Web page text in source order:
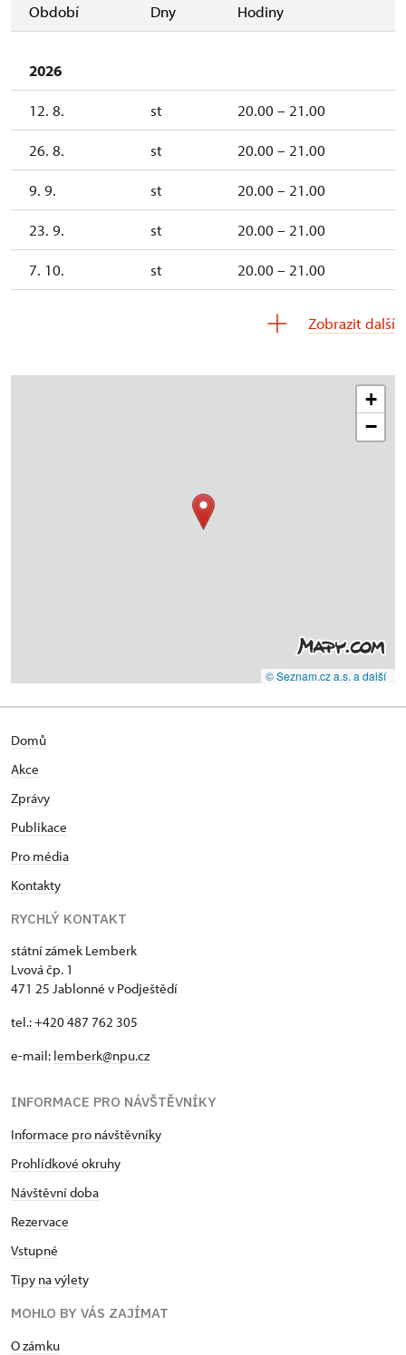
Období Dny Hodiny
2026
12. 8. st 20.00 – 21.00
26. 8. st 20.00 – 21.00
9. 9. st 20.00 – 21.00
23. 9. st 20.00 – 21.00
7. 10. st 20.00 – 21.00
20.00 – 21.00
Zobrazit další
+
−
© Seznam.cz a.s. a další
Domů
Akce
Zprávy
Publikace
Pro média
Kontakty
RYCHLÝ KONTAKT
státní zámek Lemberk
Lvová čp. 1
471 25 Jablonné v Podještědí
tel.: +420 487 762 305
e-mail: lemberk@npu.cz
INFORMACE PRO NÁVŠTĚVNÍKY
Informace pro návštěvníky
Prohlídkové okruhy
Návštěvní doba
Rezervace
Vstupné
Tipy na výlety
MOHLO BY VÁS ZAJÍMAT
O zámku